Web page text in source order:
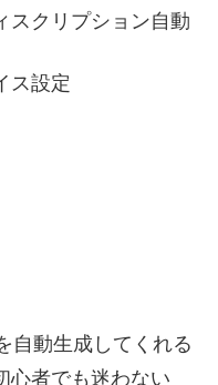
スクリプション自動
ス設定
自動生成してくれる
心者でも迷わない